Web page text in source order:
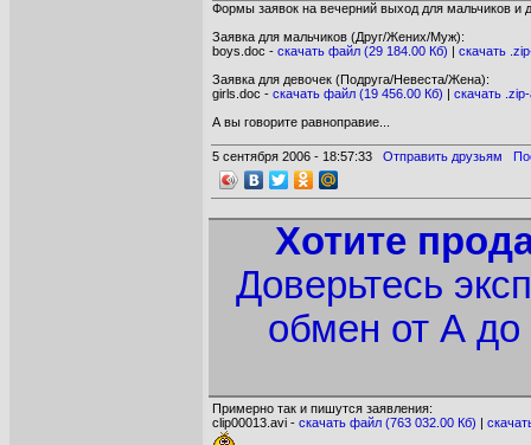
Формы заявок на вечерний выход для мальчиков и
Заявка для мальчиков (Друг/Жених/Муж):
boys.doc - cкачать файл (29 184.00 Кб) | cкачать
Заявка для девочек (Подруга/Невеста/Жена):
girls.doc - cкачать файл (19 456.00 Кб) | cкачать
А вы говорите равноправие...
5 сентября 2006 - 18:57:33 Отправить друзьям
Хотите
Доверьтесь
обмен от А
Примерно так и пишутся заявления:
clip00013.avi - cкачать файл (763 032.00 Кб) |